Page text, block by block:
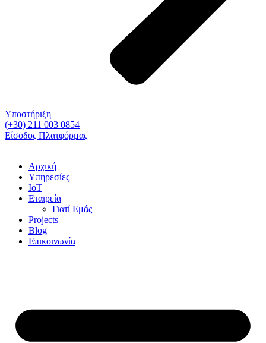
Υποστήριξη
(+30) 211 003 0854
Είσοδος Πλατφόρμας
Αρχική
Υπηρεσίες
IoT
Εταιρεία
Γιατί Εμάς
Projects
Blog
Επικοινωνία